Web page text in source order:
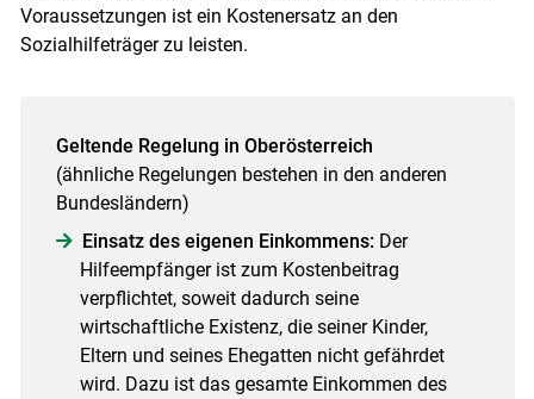
Skip to main content
Voraussetzungen ist ein Kostenersatz an den
Sozialhilfeträger zu leisten.
Geltende Regelung in Oberösterreich
(ähnliche Regelungen bestehen in den anderen
Bundesländern)
Einsatz des eigenen Einkommens: Der
Hilfeempfänger ist zum Kostenbeitrag
verpflichtet, soweit dadurch seine
wirtschaftliche Existenz, die seiner Kinder,
Eltern und seines Ehegatten nicht gefährdet
wird. Dazu ist das gesamte Einkommen des